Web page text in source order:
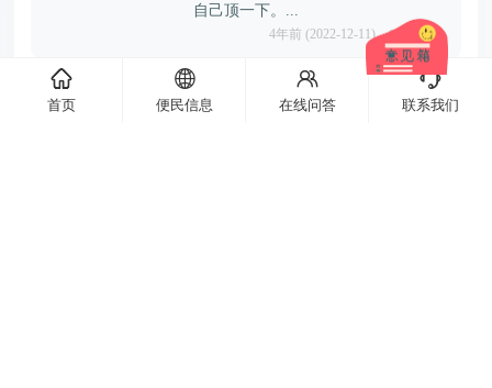
自己顶一下。...
4年前 (2022-12-11) 5402(1)
查看下一页 +
󦌙
首页
󦹹
便民信息
󦃩
在线问答
󦘉
联系我们